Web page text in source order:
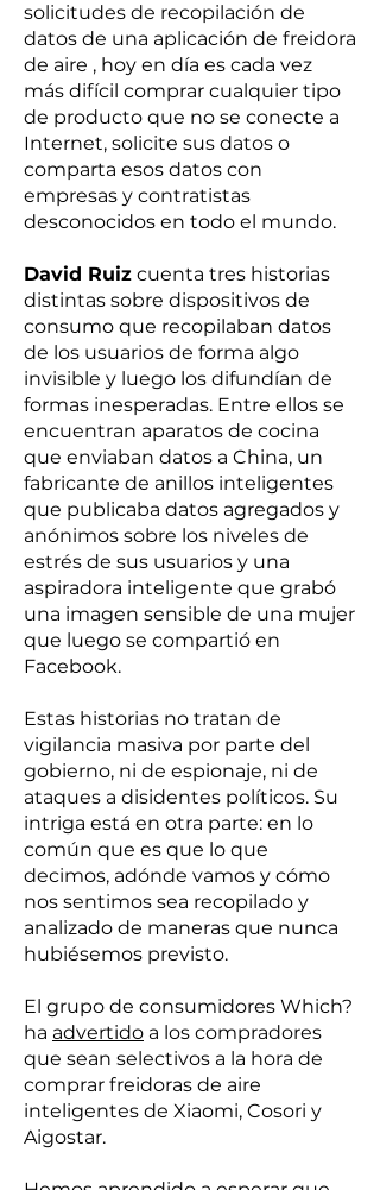
solicitudes de recopilación de
datos de una aplicación de freidora
de aire , hoy en día es cada vez
más difícil comprar cualquier tipo
de producto que no se conecte a
Internet, solicite sus datos o
comparta esos datos con
empresas y contratistas
desconocidos en todo el mundo.
David Ruiz cuenta tres historias
distintas sobre dispositivos de
consumo que recopilaban datos
de los usuarios de forma algo
invisible y luego los difundían de
formas inesperadas. Entre ellos se
encuentran aparatos de cocina
que enviaban datos a China, un
fabricante de anillos inteligentes
que publicaba datos agregados y
anónimos sobre los niveles de
estrés de sus usuarios y una
aspiradora inteligente que grabó
una imagen sensible de una mujer
que luego se compartió en
Facebook.
Estas historias no tratan de
vigilancia masiva por parte del
gobierno, ni de espionaje, ni de
ataques a disidentes políticos. Su
intriga está en otra parte: en lo
común que es que lo que
decimos, adónde vamos y cómo
nos sentimos sea recopilado y
analizado de maneras que nunca
hubiésemos previsto.
El grupo de consumidores Which?
ha advertido a los compradores
que sean selectivos a la hora de
comprar freidoras de aire
inteligentes de Xiaomi, Cosori y
Aigostar.